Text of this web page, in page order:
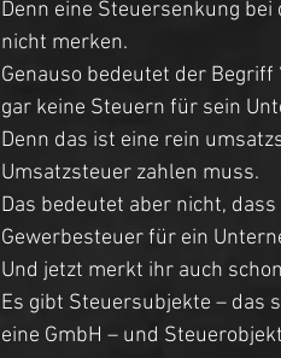
Denn eine Steuersenkung
nicht merken.
Genauso bedeutet der
gar keine Steuern für sein
Denn das ist eine rein
Umsatzsteuer zahlen muss.
Das bedeutet aber nicht,
Gewerbesteuer für ein
Und jetzt merkt ihr auch
Es gibt Steuersubjekte – das
eine GmbH – und